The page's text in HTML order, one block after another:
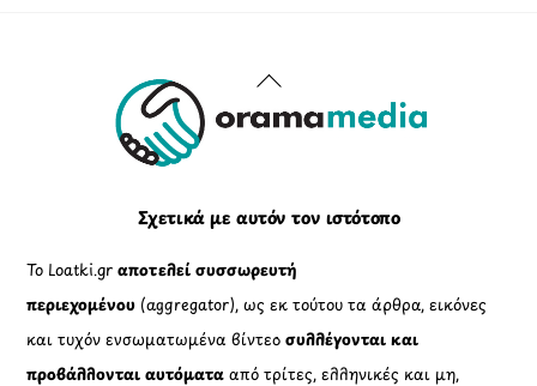
Back
To
Σχετικά με αυτόν τον ιστότοπο
Το Loatki.grαποτελεί συσσωρευτή
περιεχομένου (aggregator), ως εκ τούτου τα άρθρα, εικόνες
και τυχόν ενσωματωμένα βίντεοσυλλέγονται και
προβάλλονται αυτόματααπό τρίτες, ελληνικές και μη,